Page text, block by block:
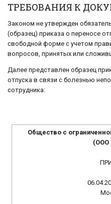
ТРЕБОВАНИЯ К
Законом не утвержден
(образец) приказа о переносе
свободной форме с учетом
вопросов, принятых или
Далее представлен образец
отпуска в связи с болезнью
сотрудника:
Общество с
(ООО